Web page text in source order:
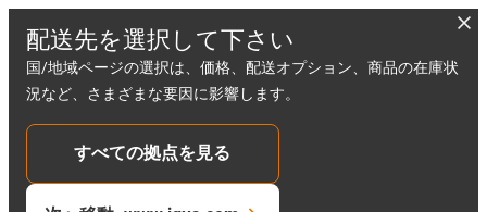
配送先を選択して下さい
国/地域ページの選択は、価格、配送オプション、商品の在庫状
況など、さまざまな要因に影響します。
すべての拠点を見る